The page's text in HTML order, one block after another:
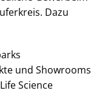
Dazu
und Showrooms
Science